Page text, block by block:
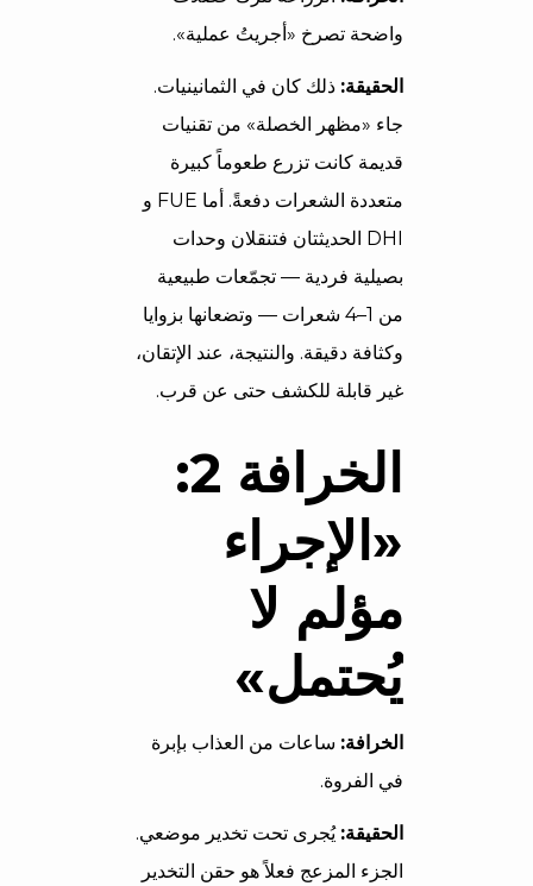
واضحة تصرخ «أجريتُ عملية».
الحقيقة: ذلك كان في الثمانينيات.
جاء «مظهر الخصلة» من تقنيات
قديمة كانت تزرع طعوماً كبيرة
متعددة الشعرات دفعةً. أما FUE و
DHI الحديثتان فتنقلان وحدات
بصيلية فردية — تجمّعات طبيعية
من 1–4 شعرات — وتضعانها بزوايا
وكثافة دقيقة. والنتيجة، عند الإتقان،
غير قابلة للكشف حتى عن قرب.
الخرافة 2:
«الإجراء
مؤلم لا
يُحتمل»
الخرافة: ساعات من العذاب بإبرة
في الفروة.
الحقيقة: يُجرى تحت تخدير موضعي.
الجزء المزعج فعلاً هو حقن التخدير